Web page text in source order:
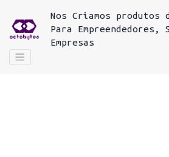
NosCriamos
Para
Empreendedores,
Empresas